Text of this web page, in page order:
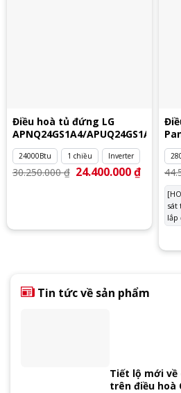
Điều hoà tủ đứng LG
APNQ24GS1A4/APUQ24GS1A4
24000Btu 1 chiều Inverter
30.250.000₫ Giá
gốc
24.400.000₫Giá
sát
lắp
Tin tức về sản phẩm
Tiết lộ mới
trên điều hoà